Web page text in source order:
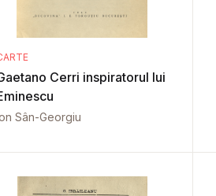
Cerri inspiratorul lui
Sân-Georgiu